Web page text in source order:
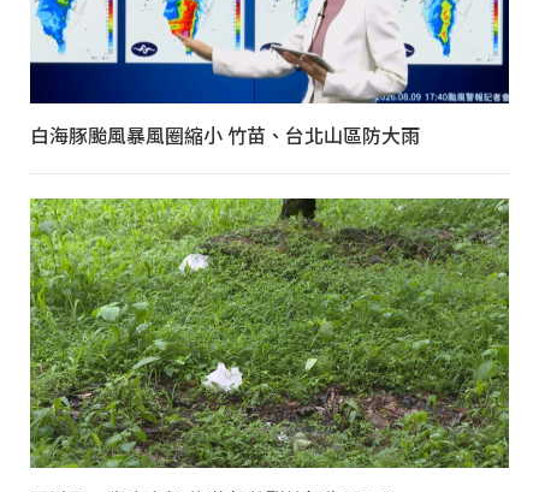
白海豚颱風暴風圈縮小 竹苗、台北山區防大雨